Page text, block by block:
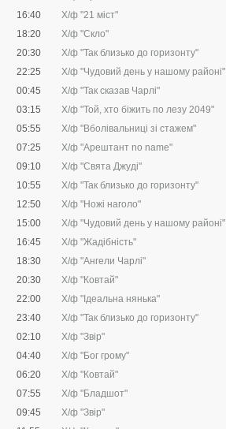
16:40
Х/ф "21 міст"
18:20
Х/ф "Скло"
20:30
Х/ф "Так близько до горизонту"
22:25
Х/ф "Чудовий день у нашому районі"
00:45
Х/ф "Так сказав Чарлі"
03:15
Х/ф "Той, хто біжить по лезу 2049"
05:55
Х/ф "Вболівальниці зі стажем"
07:25
Х/ф "Арештант no name"
09:10
Х/ф "Свята Джуді"
10:55
Х/ф "Так близько до горизонту"
12:50
Х/ф "Ножі наголо"
15:00
Х/ф "Чудовий день у нашому районі"
16:45
Х/ф "Жадібність"
18:30
Х/ф "Ангели Чарлі"
20:30
Х/ф "Ковтай"
22:00
Х/ф "Ідеальна нянька"
23:40
Х/ф "Так близько до горизонту"
02:10
Х/ф "Звір"
04:40
Х/ф "Бог грому"
06:20
Х/ф "Ковтай"
07:55
Х/ф "Бладшот"
09:45
Х/ф "Звір"